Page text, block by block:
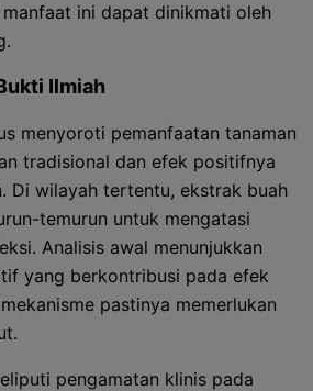
ini dapat dinikmati oleh
Ilmiah
menyoroti pemanfaatan tanaman
tradisional dan efek positifnya
Di wilayah tertentu, ekstrak buah
temurun untuk mengatasi
Analisis awal menunjukkan
yang berkontribusi pada efek
pastinya memerlukan
pengamatan klinis pada